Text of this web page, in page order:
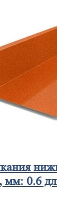
мм: 0.6